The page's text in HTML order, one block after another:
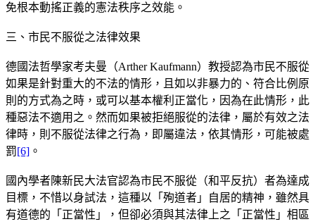
免根本動搖正義的憲法秩序之效能。
三、市民不服從之法律效果
德國法哲學家考夫曼（Arther Kaufmann）教授認為市民不服從
如果是針對重大的不法的情形，且如以非暴力的、符合比例原
則的方式為之時，或可以基本權利正當化，因為在此情形，此
種惡法不適用之。然而如果被拒絕服從的法律，屬於有效之法
律時，則不服從法律之行為，即屬違法，依其情形，可能被處
罰[6] 。
國內學者陳新民大法官認為市民不服從（和平反抗）者為達成
目標，不惜以身試法，這種以「殉道者」自居的精神，雖然具
有道德的「正當性」，但卻必須與其法律上之「正當性」相區